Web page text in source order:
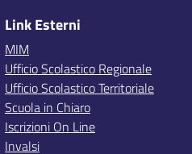
Link Esterni
MIM
Ufficio Scolastico Regionale
Ufficio Scolastico Territoriale
Scuola in Chiaro
Iscrizioni On Line
Invalsi